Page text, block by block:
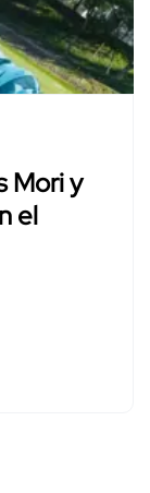
Mori y
el